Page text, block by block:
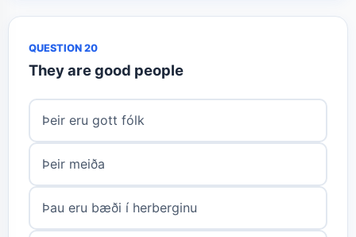
QUESTION 20
They are good people
Þeir eru gott fólk
Þeir meiða
Þau eru bæði í herberginu